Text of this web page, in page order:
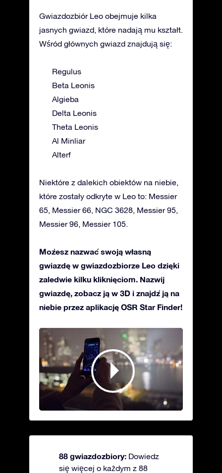
Gwiazdozbiór Leo obejmuje kilka
jasnych gwiazd, które nadają mu kształt.
Wśród głównych gwiazd znajdują się:
Regulus
Beta Leonis
Algieba
Delta Leonis
Theta Leonis
Al Minliar
Alterf
Niektóre z dalekich obiektów na niebie,
które zostały odkryte w Leo to: Messier
65, Messier 66, NGC 3628, Messier 95,
Messier 96, Messier 105.
Możesz nazwać swoją własną
gwiazdę w gwiazdozbiorze Leo dzięki
zaledwie kilku kliknięciom. Nazwij
gwiazdę, zobacz ją w 3D i znajdź ją na
niebie przez aplikację OSR Star Finder!
88 gwiazdozbiory: Dowiedz
się więcej o każdym z 88